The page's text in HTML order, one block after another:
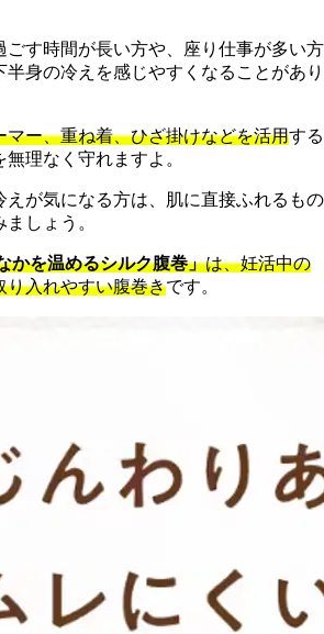
ごす時間が長い方や、座り仕事が多い方
身の冷えを感じやすくなることがあり
マー、重ね着、ひざ掛けなどを活用する
理なく守れますよ。
えが気になる方は、肌に直接ふれるもの
しょう。
かを温めるシルク腹巻」は、妊活中の
り入れやすい腹巻きです。